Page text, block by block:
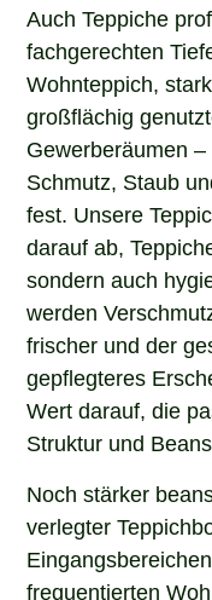
Auch Teppiche
fachgerechten
Wohnteppich,
großflächig
Gewerberäumen
Schmutz, Staub
fest. Unsere
darauf ab,
sondern auch
werden
frischer und der
gepflegteres
Wert darauf, die
Struktur und
Noch stärker
verlegter
frequentierten